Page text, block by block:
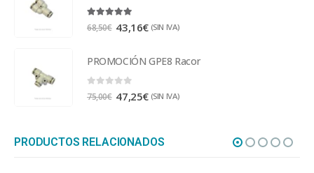
5.00out of 5
68,50€ 43,16€ (SIN IVA)
PROMOCIÓN GPE8 Racor
0out of 5
75,00€ 47,25€ (SIN IVA)
PRODUCTOS RELACIONADOS